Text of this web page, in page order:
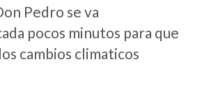
Pedro se va
pocos minutos para que
cambios climaticos